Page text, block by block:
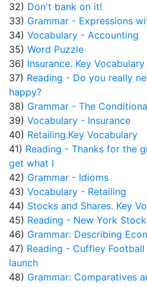
32) Don't bank on it!
33) Grammar - Expressions
34) Vocabulary - Accounting
35) Word Puzzle
36) Insurance. Key Vocabulary
37) Reading - Do you really
happy?
38) Grammar - The
39) Vocabulary - Insurance
40) Retailing.Key Vocabulary
41) Reading - Thanks for the
get what I
42) Grammar - Idioms
43) Vocabulary - Retailing
44) Stocks and Shares. Key
45) Reading - New York
46) Grammar: Describing
47) Reading - Cuffley
launch
48) Grammar: Comparatives